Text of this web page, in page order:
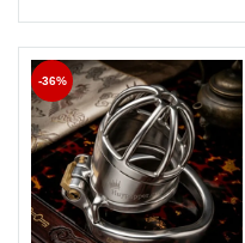
-36%